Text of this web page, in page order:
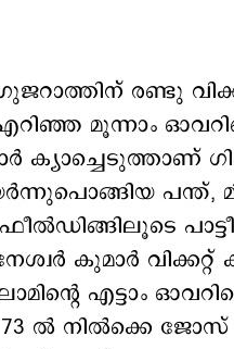
രണ്ടു
മൂന്നാം
ക്യാച്ചെടുത്താണ്
പന്ത്,
കുമാർ വിക്കറ്റ്
എട്ടാം
73 ൽ നിൽക്കെ